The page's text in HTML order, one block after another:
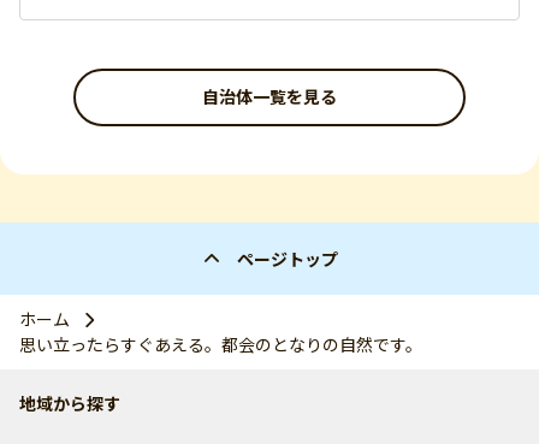
自治体一覧を見る
ページトップ
ホーム
思い立ったらすぐあえる。都会のとなりの自然です。
地域から探す